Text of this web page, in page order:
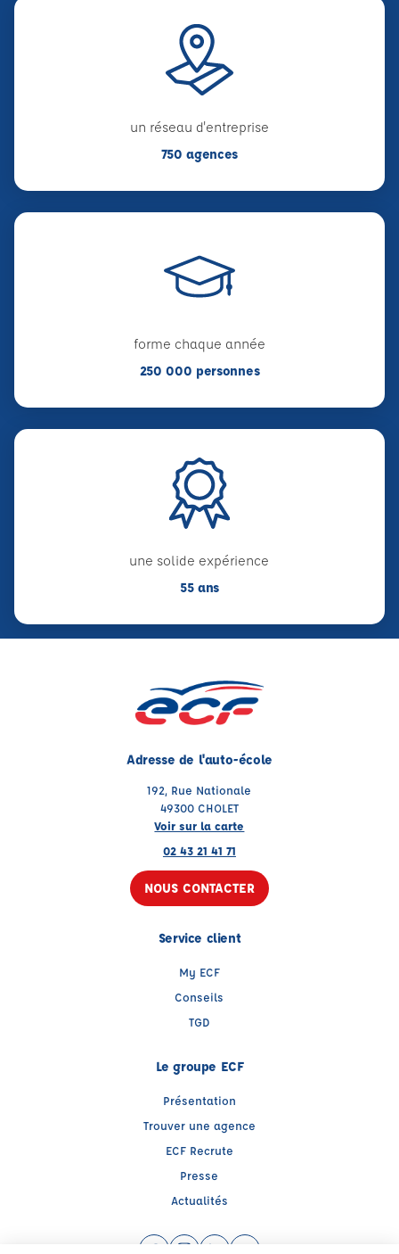
un réseau d'entreprise
750 agences
forme chaque année
250 000 personnes
une solide expérience
55 ans
Adresse de l'auto-école
192, Rue Nationale
49300 CHOLET
Voir sur la carte
02 43 21 41 71
NOUS CONTACTER
Service client
My ECF
Conseils
TGD
Le groupe ECF
Présentation
Trouver une agence
ECF Recrute
Presse
Actualités